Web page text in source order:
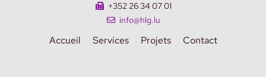
+352 26 34 07 01
info@hlg.lu
Accueil Services Projets Contact